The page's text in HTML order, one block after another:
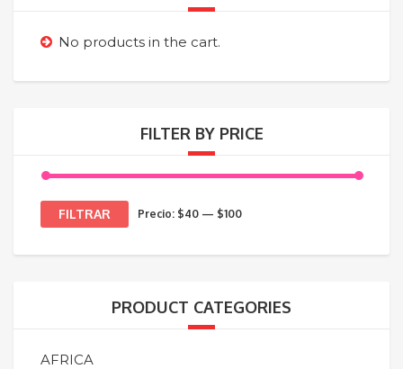
No products in the cart.
FILTER BY PRICE
Precio
Precio
FILTRAR Precio: $40 — $100
PRODUCT CATEGORIES
AFRICA